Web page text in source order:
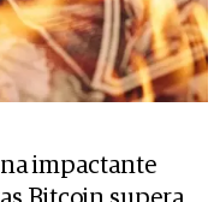
impactante